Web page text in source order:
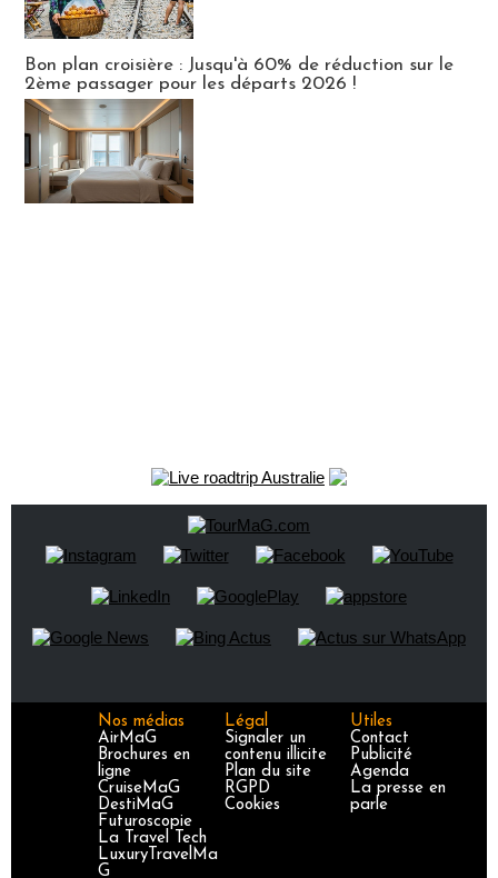
Bon plan croisière : Jusqu'à 60% de réduction sur le
2ème passager pour les départs 2026 !
Nos médias
AirMaG
Brochures en
ligne
CruiseMaG
DestiMaG
Futuroscopie
La Travel Tech
LuxuryTravelMa
G
Légal
Signaler un
contenu illicite
Plan du site
RGPD
Cookies
Utiles
Contact
Publicité
Agenda
La presse en
parle